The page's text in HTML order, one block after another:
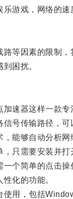
戏，网络的速
因素的限制，
困扰。
器这样一款专
传输路径，可
够自动分析网
需要安装并打
简单的点击操
化的功能。
，包括